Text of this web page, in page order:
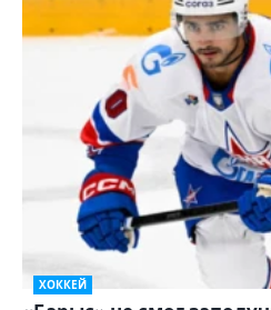
ХОККЕЙ